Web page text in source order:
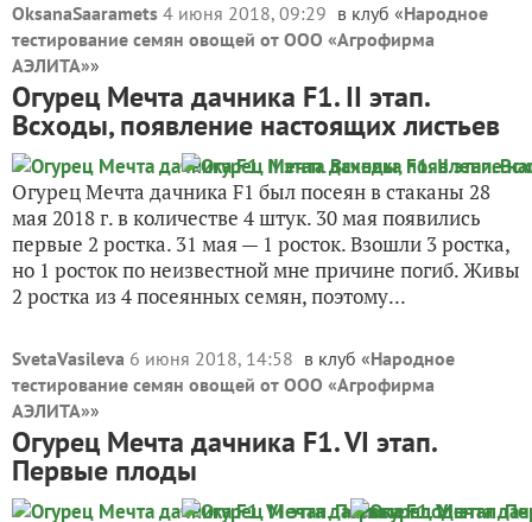
OksanaSaaramets 4 июня 2018, 09:29 в клуб «Народное
тестирование семян овощей от ООО «Агрофирма
АЭЛИТА»»
Огурец Мечта дачника F1. II этап.
Всходы, появление настоящих листьев
Огурец Мечта дачника F1 был посеян в стаканы 28
мая 2018 г. в количестве 4 штук. 30 мая появились
первые 2 ростка. 31 мая — 1 росток. Взошли 3 ростка,
но 1 росток по неизвестной мне причине погиб. Живы
2 ростка из 4 посеянных семян, поэтому...
SvetaVasileva 6 июня 2018, 14:58 в клуб «Народное
тестирование семян овощей от ООО «Агрофирма
АЭЛИТА»»
Огурец Мечта дачника F1. VI этап.
Первые плоды